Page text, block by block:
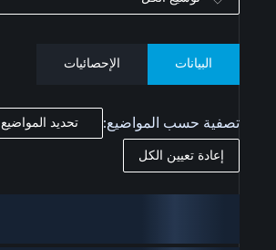
البيانات الإحصائيات
تصفية حسب المواضيع: تحديد المواضيع
إعادة تعيين الكل